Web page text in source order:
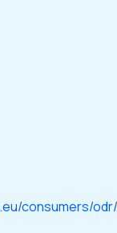
consumers/odr/